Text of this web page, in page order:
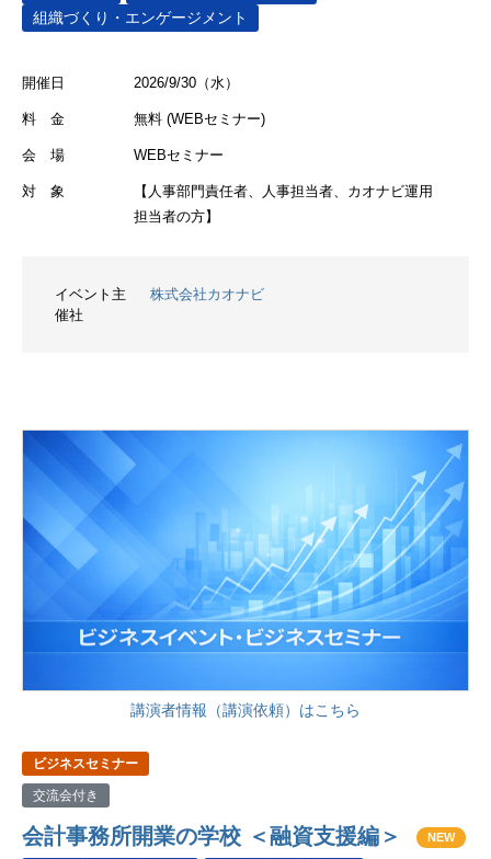
組織づくり・エンゲージメント
開催日 2026/9/30（水）
料 金 無料 (WEBセミナー)
会 場 WEBセミナー
対 象
【人事部門責任者、人事担当者、カオナビ運用
担当者の方】
イベント主
催社
株式会社カオナビ
講演者情報（講演依頼）はこちら
ビジネスセミナー
交流会付き
会計事務所開業の学校 ＜融資支援編＞ NEW